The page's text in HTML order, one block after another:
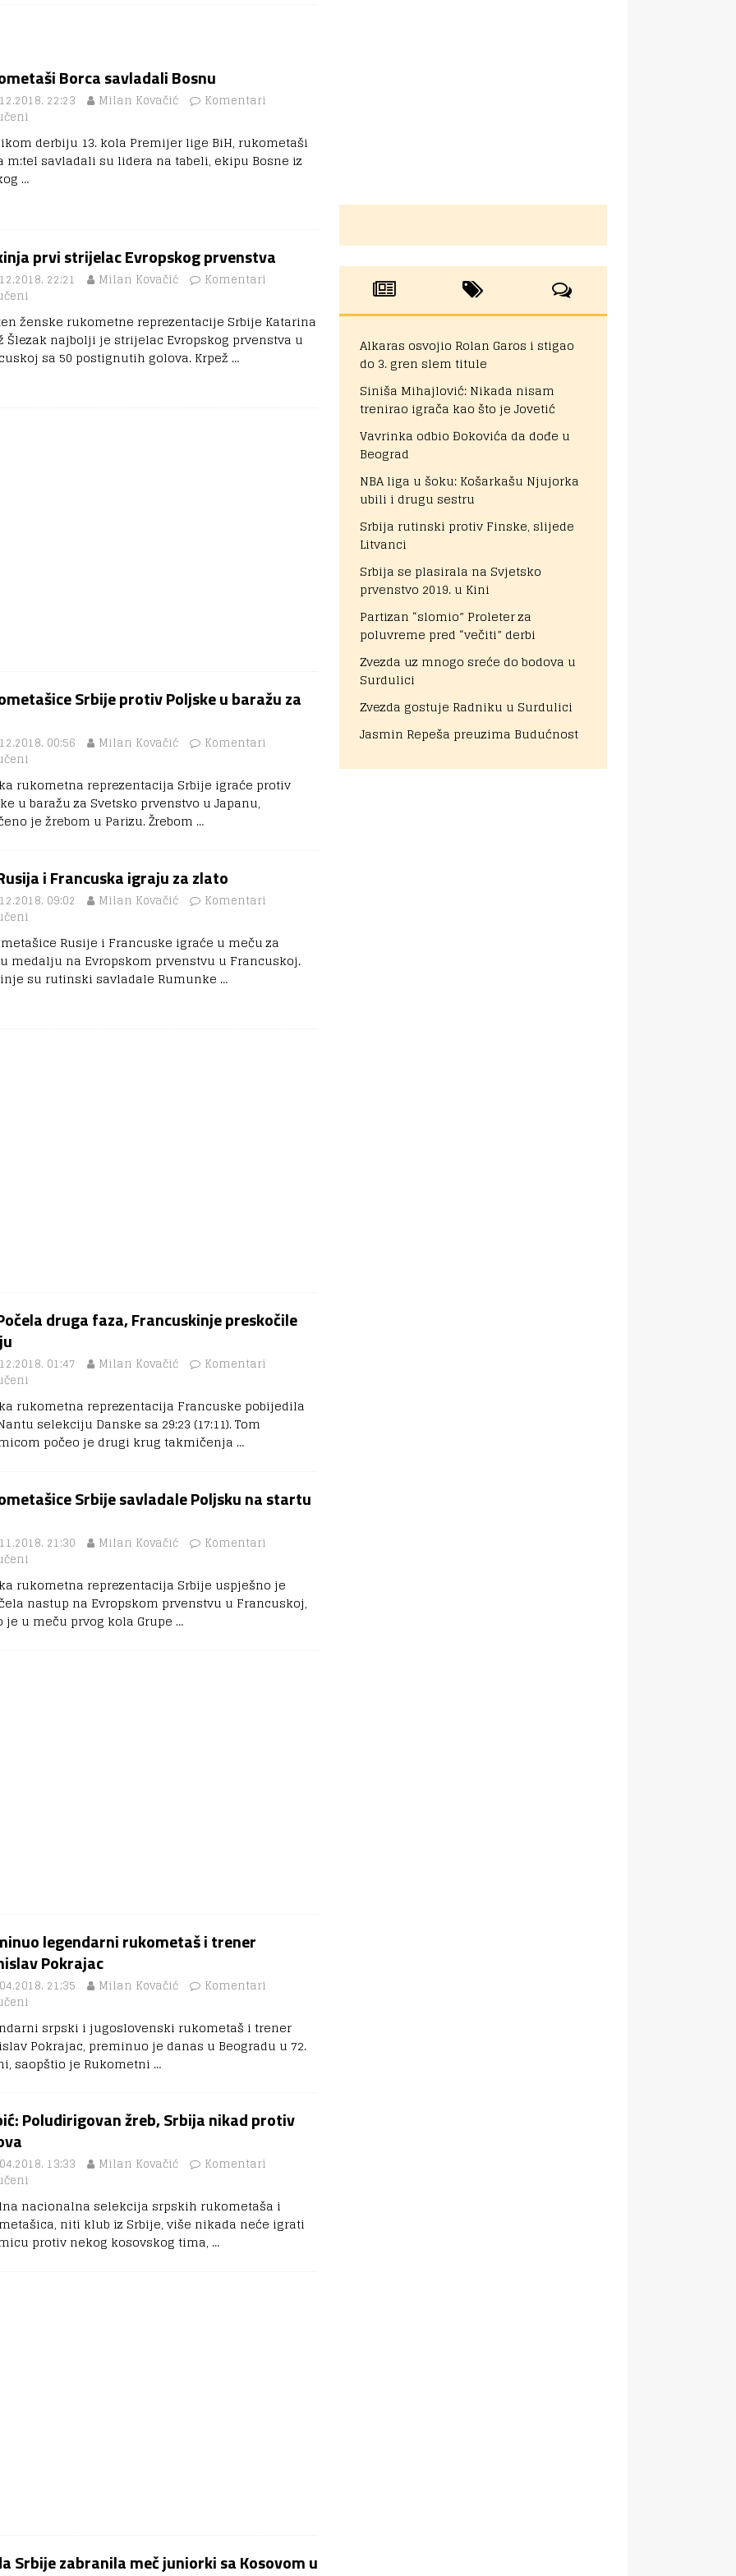
Borca savladali Bosnu
22:23 Milan Kovačić
Komentari
derbiju 13. kola Premijer lige BiH, rukometaši
m:tel savladali su lidera na tabeli, ekipu Bosne iz
…
prvi strijelac Evropskog prvenstva
22:21 Milan Kovačić
Komentari
ženske rukometne reprezentacije Srbije Katarina
Šlezak najbolji je strijelac Evropskog prvenstva u
sa 50 postignutih golova. Krpež …
Srbije protiv Poljske u baražu za
00:56 Milan Kovačić
Komentari
rukometna reprezentacija Srbije igraće protiv
u baražu za Svetsko prvenstvo u Japanu,
je žrebom u Parizu. Žrebom …
i Francuska igraju za zlato
09:02 Milan Kovačić
Komentari
Rusije i Francuske igraće u meču za
medalju na Evropskom prvenstvu u Francuskoj.
su rutinski savladale Rumunke …
druga faza, Francuskinje preskočile
01:47 Milan Kovačić
Komentari
rukometna reprezentacija Francuske pobijedila
selekciju Danske sa 29:23 (17:11). Tom
počeo je drugi krug takmičenja …
Srbije savladale Poljsku na startu
21:30 Milan Kovačić
Komentari
rukometna reprezentacija Srbije uspješno je
nastup na Evropskom prvenstvu u Francuskoj,
je u meču prvog kola Grupe …
legendarni rukometaš i trener
Pokrajac
21:35 Milan Kovačić
Komentari
srpski i jugoslovenski rukometaš i trener
Pokrajac, preminuo je danas u Beogradu u 72.
saopštio je Rukometni …
Poludirigovan žreb, Srbija nikad protiv
13:33 Milan Kovačić
Komentari
nacionalna selekcija srpskih rukometaša i
niti klub iz Srbije, više nikada neće igrati
protiv nekog kosovskog tima, …
Srbije zabranila meč juniorki sa Kosovom u
Alkaras osvojio Rolan Garos i stigao
do 3. gren slem titule
Siniša Mihajlović: Nikada nisam
trenirao igrača kao što je Jovetić
Vavrinka odbio Đokovića da dođe u
Beograd
NBA liga u šoku: Košarkašu Njujorka
ubili i drugu sestru
Srbija rutinski protiv Finske, slijede
Litvanci
Srbija se plasirala na Svjetsko
prvenstvo 2019. u Kini
Partizan “slomio” Proleter za
poluvreme pred “večiti” derbi
Zvezda uz mnogo sreće do bodova u
Surdulici
Zvezda gostuje Radniku u Surdulici
Jasmin Repeša preuzima Budućnost